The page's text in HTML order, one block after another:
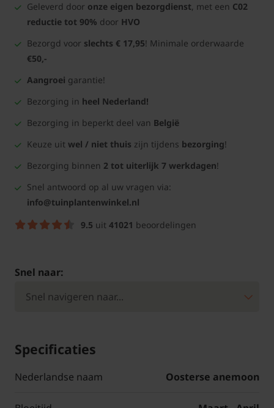
Geleverd door onze eigen bezorgdienst, met een C02
reductie tot 90% door HVO
Bezorgd voor slechts € 17,95! Minimale orderwaarde
€50,-
Aangroei garantie!
Bezorging in heel Nederland!
Bezorging in beperkt deel van België
Keuze uit wel / niet thuis zijn tijdens bezorging!
Bezorging binnen 2 tot uiterlijk 7 werkdagen!
Snel antwoord op al uw vragen via:
info@tuinplantenwinkel.nl
9.5 uit 41021 beoordelingen
Snel naar:
Specificaties
Nederlandse naam Oosterse anemoon